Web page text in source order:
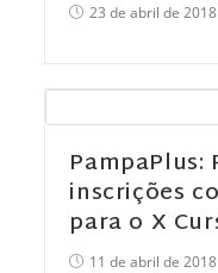
23 de abril de 2018
PampaPlus:
inscrições
para o X
11 de abril de 2018